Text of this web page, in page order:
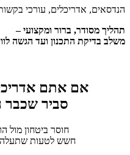
הנדסאים, אדריכלים, עורכי
תהליך מסודר, ברור ומקצועי –
משלב בדיקת התכנון ועד הגשה
אם אתם
סביר
חוסר ביטחון מול
חשש לטעות שתעלה